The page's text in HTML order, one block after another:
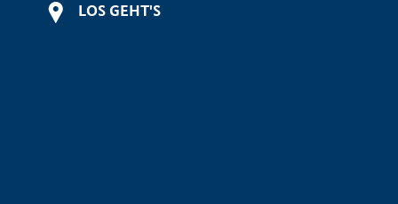
LOS GEHT'S